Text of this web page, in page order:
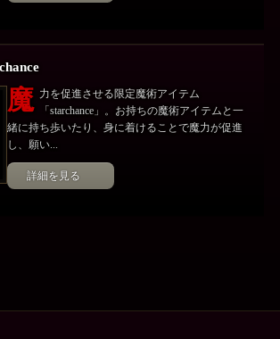
魔 力を促進させる限定魔術アイテム
「starchance」。お持ちの魔術アイテムと一
緒に持ち歩いたり、身に着けることで魔力が促進
し、願い...
詳細を見る